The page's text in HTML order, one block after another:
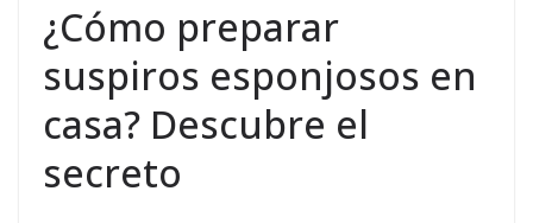
¿Cómo preparar
suspiros esponjosos en
casa? Descubre el
secreto